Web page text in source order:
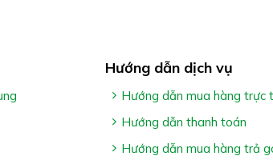
Hướng dẫn dịch vụ
Hướng dẫn mua hàng trực
Hướng dẫn thanh toán
Hướng dẫn mua hàng trả